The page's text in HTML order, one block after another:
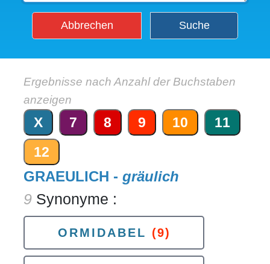
Abbrechen Suche
Ergebnisse nach Anzahl der Buchstaben
anzeigen
X 7 8 9 10
11
12
GRAEULICH - gräulich
9 Synonyme :
ORMIDABEL (9)